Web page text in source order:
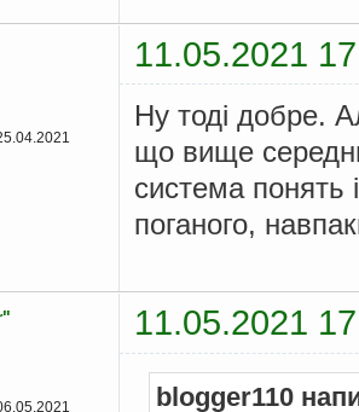
11.05.2021
Ну тоді добре.
що вище
система понять
поганого,
11.05.2021
blogger110